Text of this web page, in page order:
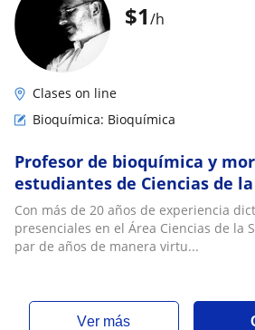
$1/h
Clases on line
Bioquímica: Bioquímica
Profesor de bioquímica y
estudiantes de Ciencias de
Con más de 20 años de experiencia
presenciales en el Área Ciencias de la
par de años de manera virtu...
ver más